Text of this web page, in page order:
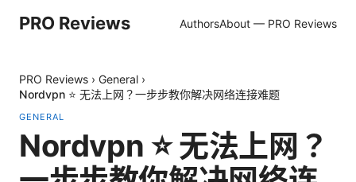
PRO Reviews AuthorsAbout — PRO Reviews
PRO Reviews › General ›
Nordvpn ⭐ 无法上网？一步步教你解决网络连接难题
GENERAL
Nordvpn ⭐ 无法上网？